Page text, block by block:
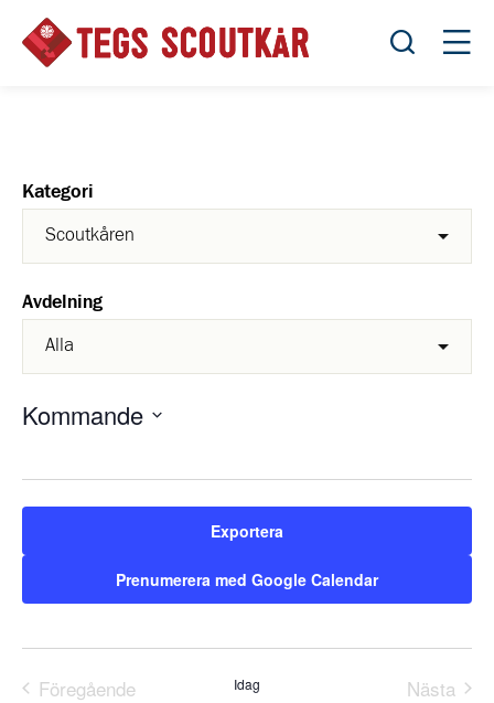
Öppna
Kategori
Avdelning
Kommande
datum.
Exportera
Prenumerera med Google Calendar
Föregående
Idag
Nästa